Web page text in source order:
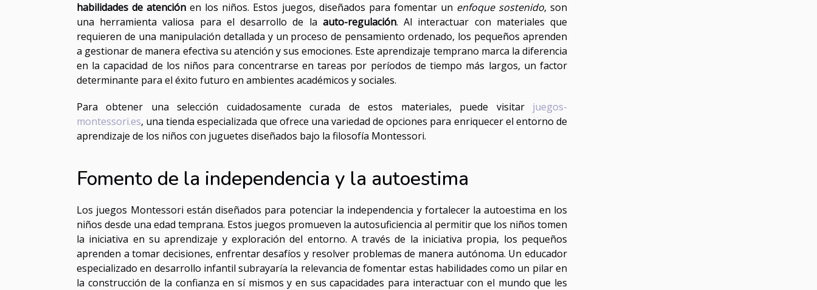
habilidades de atención en los niños. Estos juegos, diseñados para fomentar un enfoque sostenido, son
una herramienta valiosa para el desarrollo de la auto-regulación. Al interactuar con materiales que
requieren de una manipulación detallada y un proceso de pensamiento ordenado, los pequeños aprenden
a gestionar de manera efectiva su atención y sus emociones. Este aprendizaje temprano marca la diferencia
en la capacidad de los niños para concentrarse en tareas por períodos de tiempo más largos, un factor
determinante para el éxito futuro en ambientes académicos y sociales.
Para obtener una selección cuidadosamente curada de estos materiales, puede visitar juegos-
montessori.es, una tienda especializada que ofrece una variedad de opciones para enriquecer el entorno de
aprendizaje de los niños con juguetes diseñados bajo la filosofía Montessori.
Fomento de la independencia y la autoestima
Los juegos Montessori están diseñados para potenciar la independencia y fortalecer la autoestima en los
niños desde una edad temprana. Estos juegos promueven la autosuficiencia al permitir que los niños tomen
la iniciativa en su aprendizaje y exploración del entorno. A través de la iniciativa propia, los pequeños
aprenden a tomar decisiones, enfrentar desafíos y resolver problemas de manera autónoma. Un educador
especializado en desarrollo infantil subrayaría la relevancia de fomentar estas habilidades como un pilar en
la construcción de la confianza en sí mismos y en sus capacidades para interactuar con el mundo que les